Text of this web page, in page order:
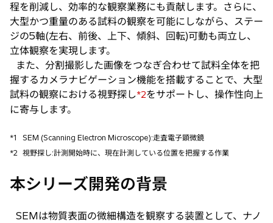
程を削減し、効率的な観察業務にも貢献します。さらに、
大型かつ重量のある試料の観察を可能にしながら、ステー
ジの5軸(左右、前後、上下、傾斜、回転)可動も両立し、
立体観察を実現します。
また、分割撮影した画像をつなぎ合わせて試料全体を把
握するカメラナビゲーション機能を搭載することで、大型
試料の観察における視野探し*2をサポートし、操作性向上
に寄与します。
*1
SEM (Scanning Electron Microscope):走査電子顕微鏡
*2 視野探し:計測開始時に、現在計測している位置を把握する作業
本シリーズ開発の背景
SEMは物質表面の微細構造を観察する装置として、ナノ